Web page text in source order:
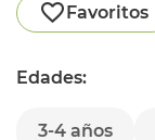
Favoritos
Edades:
3-4 años